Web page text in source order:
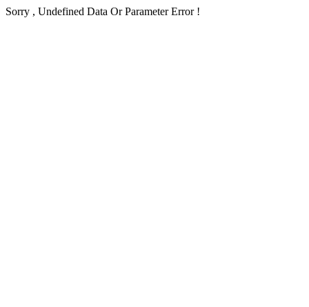
Sorry , Undefined Data Or Parameter Error !